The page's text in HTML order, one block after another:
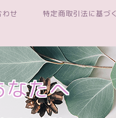
わせ 特定商取引法に基づ
なたへ